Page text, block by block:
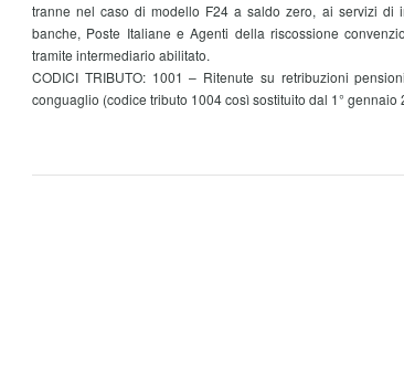
tranne nel caso di modello F24 a saldo zero, ai servizi di
banche, Poste Italiane e Agenti della riscossione
tramite intermediario abilitato.
CODICI TRIBUTO: 1001 – Ritenute su retribuzioni
conguaglio (codice tributo 1004 così sostituito dal 1° gennaio